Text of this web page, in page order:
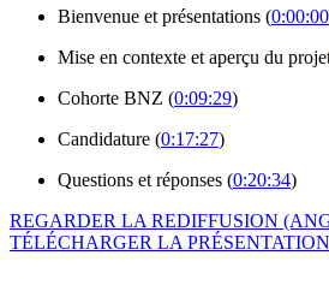
Bienvenue et présentations (0:00:00
Mise en contexte et aperçu du
Cohorte BNZ (0:09:29)
Candidature (0:17:27)
Questions et réponses (0:20:34)
REGARDER LA REDIFFUSION
TÉLÉCHARGER LA